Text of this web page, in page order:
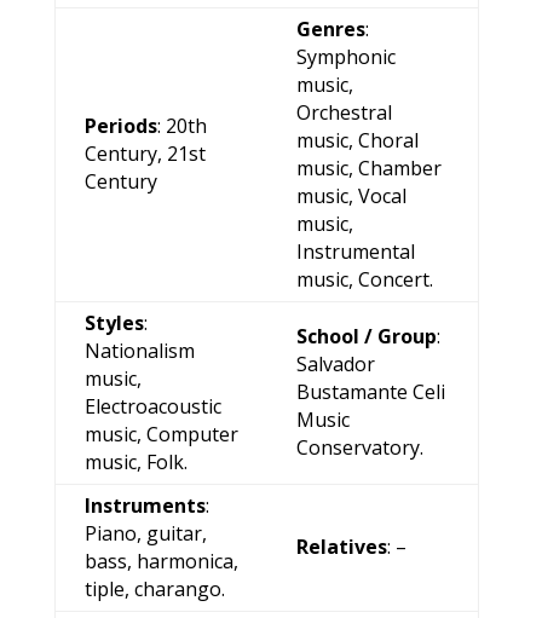
Periods: 20th
Century, 21st
Century
Genres:
Symphonic
music,
Orchestral
music, Choral
music, Chamber
music, Vocal
music,
Instrumental
music, Concert.
Styles:
Nationalism
music,
Electroacoustic
music, Computer
music, Folk.
School / Group:
Salvador
Bustamante Celi
Music
Conservatory.
Instruments:
Piano, guitar,
bass, harmonica,
tiple, charango.
Relatives: –